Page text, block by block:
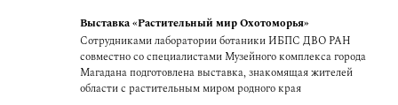
Выставка «Растительный мир Охотоморья»
Сотрудниками лаборатории ботаники ИБПС ДВО РАН
совместно со специалистами Музейного комплекса города
Магадана подготовлена выставка, знакомящая жителей
области с растительным миром родного края